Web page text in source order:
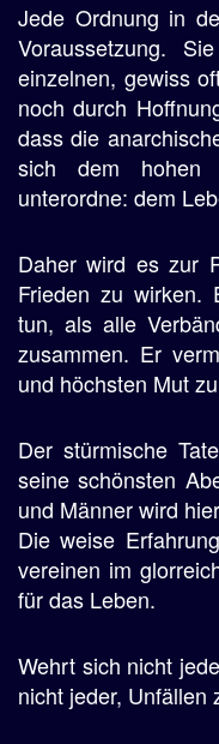
Jede Ordnung in
Voraussetzung.
einzelnen, gewiss
noch durch
dass die
sich dem hohen
unterordne: dem
Daher wird es zur
Frieden zu wirken.
tun, als alle
zusammen. Er
und höchsten Mut
Der stürmische
seine schönsten
und Männer wird
Die weise
vereinen im
für das Leben.
Wehrt sich nicht
nicht jeder, Unfällen